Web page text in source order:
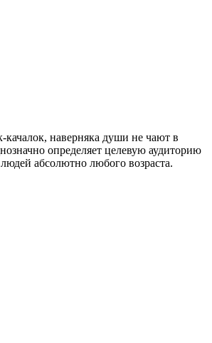
наверняка души не чают в
определяет целевую аудиторию
абсолютно любого возраста.